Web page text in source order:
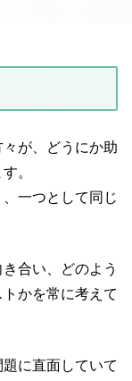
が、どうにか助
。
一つとして同じ
合い、どのよう
かを常に考えて
に直面していて